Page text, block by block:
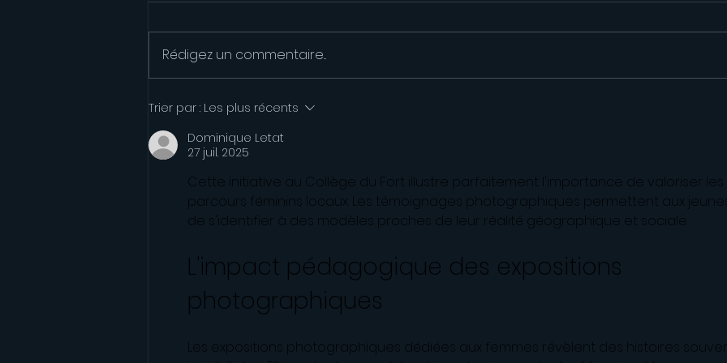
Un trivial pursuit pour
réviser les automatismes
Rédigez un commentaire...
Trier par : Les plus récents
Dominique Letat
27 juil. 2025
Cette initiative au Collège du Fort illustre parfaitement l'importance de valoriser les
parcours féminins locaux. Les témoignages photographiques permettent aux
de s'identifier à des modèles proches de leur réalité géographique et sociale.
L'impact pédagogique des expositions
photographiques
Les expositions photographiques dédiées aux femmes révèlent des histoires